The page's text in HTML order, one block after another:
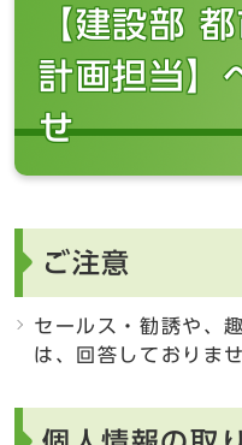
【建設部
計画担当】
せ
ご注意
セールス・勧誘や、
は、回答しておりませ